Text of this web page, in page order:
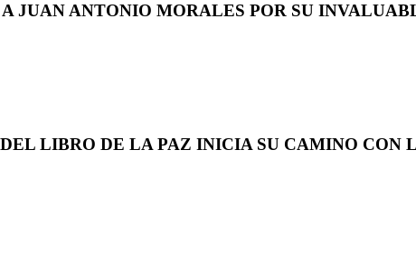
JUAN ANTONIO MORALES POR SU
LIBRO DE LA PAZ INICIA SU CAMINO CON